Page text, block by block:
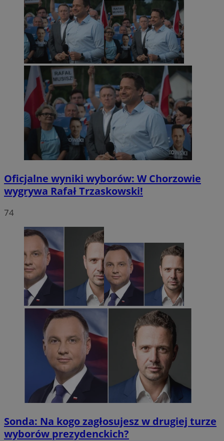
Oficjalne wyniki wyborów: W Chorzowie
wygrywa Rafał Trzaskowski!
74
Sonda: Na kogo zagłosujesz w drugiej turze
wyborów prezydenckich?